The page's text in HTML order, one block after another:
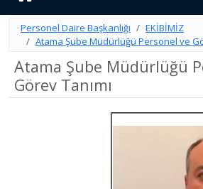
Personel Daire Başkanlığı
EKİBİMİZ
Atama Şube Müdürlüğü Personel ve
Atama Şube Müdürlüğü
Görev Tanımı